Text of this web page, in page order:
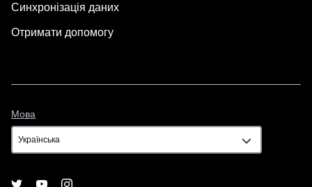
Синхронізація даних
Отримати допомогу
Мова